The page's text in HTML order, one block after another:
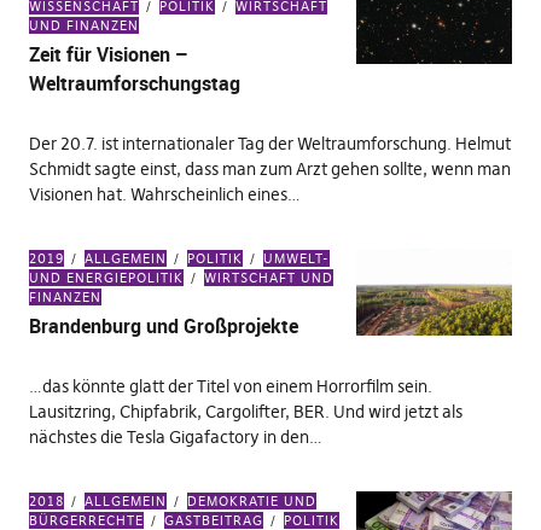
WISSENSCHAFT
POLITIK
WIRTSCHAFT
UND FINANZEN
Zeit für Visionen –
Weltraumforschungstag
Der 20.7. ist internationaler Tag der Weltraumforschung. Helmut
Schmidt sagte einst, dass man zum Arzt gehen sollte, wenn man
Visionen hat. Wahrscheinlich eines…
2019 ALLGEMEIN POLITIK
UMWELT-
UND ENERGIEPOLITIK
WIRTSCHAFT UND
FINANZEN
Brandenburg und Großprojekte
…das könnte glatt der Titel von einem Horrorfilm sein.
Lausitzring, Chipfabrik, Cargolifter, BER. Und wird jetzt als
nächstes die Tesla Gigafactory in den…
2018 ALLGEMEIN
DEMOKRATIE UND
BÜRGERRECHTE
GASTBEITRAG
POLITIK